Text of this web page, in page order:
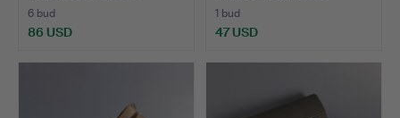
6 bud
86 USD
1 bud
47 USD